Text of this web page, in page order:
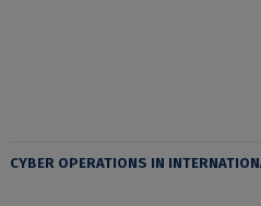
CYBER OPERATIONS IN